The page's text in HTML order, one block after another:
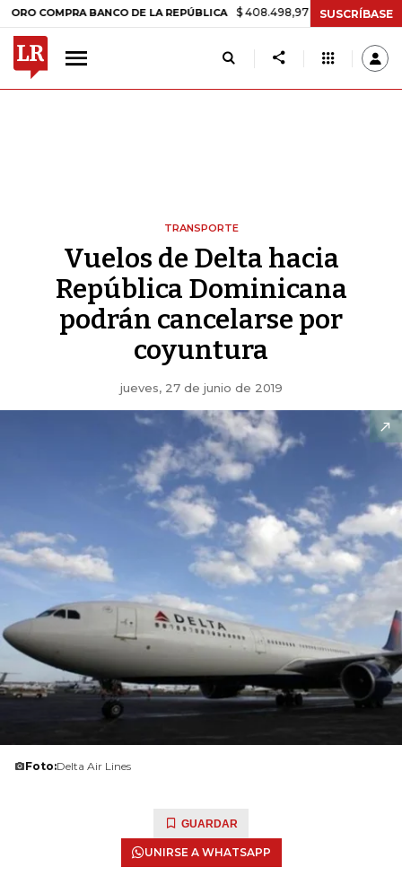
BANCO DE LA REPÚBLICA $ 408.498,97 +$ 8.753,81 +2,19%
SUSCRÍBASE
TRANSPORTE
Vuelos de Delta hacia
República Dominicana
podrán cancelarse por
coyuntura
jueves, 27 de junio de 2019
Foto:Delta Air Lines
GUARDAR
UNIRSE A WHATSAPP